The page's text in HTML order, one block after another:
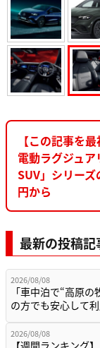
【この記事を
電動ラグジュ
SUV」シリー
円から
最新の投稿
2026/08/08
「車中泊で“高原
の方でも安心して
2026/08/08
【週間ランキング